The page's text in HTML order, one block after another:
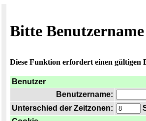
Bitte
Diese Funktion erfordert einen gültigen
Benutzer
Benutzername:
Unterschied der Zeitzonen: